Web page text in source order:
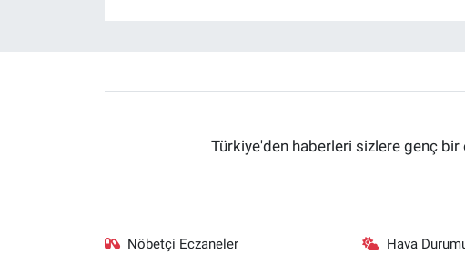
Türkiye'den haberleri sizlere genç bir
Nöbetçi Eczaneler Hava